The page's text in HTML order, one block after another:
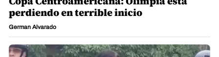
perdiendo en terrible inicio
German Alvarado